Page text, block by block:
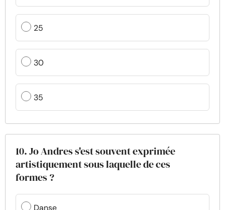
25
30
35
10. Jo Andres s'est souvent exprimée
artistiquement sous laquelle de ces
formes ?
Danse